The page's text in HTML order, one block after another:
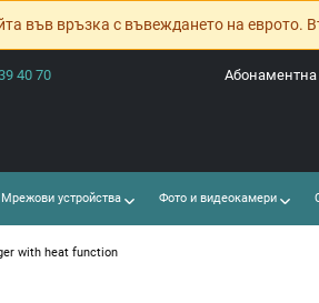
във връзка с въвеждането на
40 70
устройства Фото и видеокамери
with heat function